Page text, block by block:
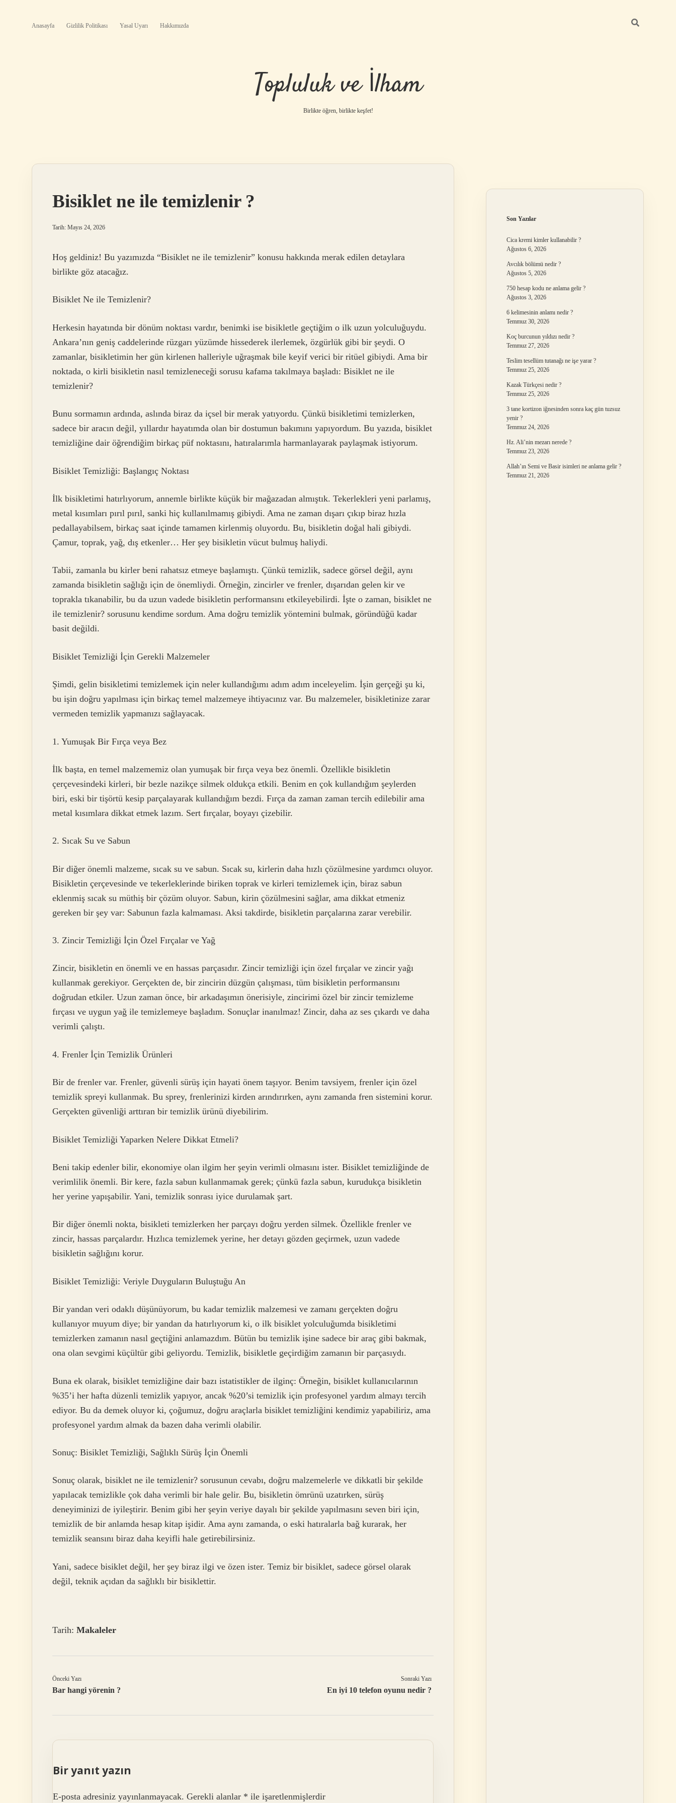
Anasayfa Gizlilik Politikası Yasal Uyarı Hakkımızda
Topluluk ve İlham
Birlikte öğren, birlikte keşfet!
Bisiklet ne ile temizlenir ?
Tarih: Mayıs 24, 2026
Hoş geldiniz! Bu yazımızda “Bisiklet ne ile temizlenir” konusu hakkında merak edilen detaylara
birlikte göz atacağız.
Bisiklet Ne ile Temizlenir?
Herkesin hayatında bir dönüm noktası vardır, benimki ise bisikletle geçtiğim o ilk uzun yolculuğuydu.
Ankara’nın geniş caddelerinde rüzgarı yüzümde hissederek ilerlemek, özgürlük gibi bir şeydi. O
zamanlar, bisikletimin her gün kirlenen halleriyle uğraşmak bile keyif verici bir ritüel gibiydi. Ama bir
noktada, o kirli bisikletin nasıl temizleneceği sorusu kafama takılmaya başladı: Bisiklet ne ile
temizlenir?
Bunu sormamın ardında, aslında biraz da içsel bir merak yatıyordu. Çünkü bisikletimi temizlerken,
sadece bir aracın değil, yıllardır hayatımda olan bir dostumun bakımını yapıyordum. Bu yazıda, bisiklet
temizliğine dair öğrendiğim birkaç püf noktasını, hatıralarımla harmanlayarak paylaşmak istiyorum.
Bisiklet Temizliği: Başlangıç Noktası
İlk bisikletimi hatırlıyorum, annemle birlikte küçük bir mağazadan almıştık. Tekerlekleri yeni parlamış,
metal kısımları pırıl pırıl, sanki hiç kullanılmamış gibiydi. Ama ne zaman dışarı çıkıp biraz hızla
pedallayabilsem, birkaç saat içinde tamamen kirlenmiş oluyordu. Bu, bisikletin doğal hali gibiydi.
Çamur, toprak, yağ, dış etkenler… Her şey bisikletin vücut bulmuş haliydi.
Tabii, zamanla bu kirler beni rahatsız etmeye başlamıştı. Çünkü temizlik, sadece görsel değil, aynı
zamanda bisikletin sağlığı için de önemliydi. Örneğin, zincirler ve frenler, dışarıdan gelen kir ve
toprakla tıkanabilir, bu da uzun vadede bisikletin performansını etkileyebilirdi. İşte o zaman, bisiklet ne
ile temizlenir? sorusunu kendime sordum. Ama doğru temizlik yöntemini bulmak, göründüğü kadar
basit değildi.
Bisiklet Temizliği İçin Gerekli Malzemeler
Şimdi, gelin bisikletimi temizlemek için neler kullandığımı adım adım inceleyelim. İşin gerçeği şu ki,
bu işin doğru yapılması için birkaç temel malzemeye ihtiyacınız var. Bu malzemeler, bisikletinize zarar
vermeden temizlik yapmanızı sağlayacak.
1. Yumuşak Bir Fırça veya Bez
İlk başta, en temel malzememiz olan yumuşak bir fırça veya bez önemli. Özellikle bisikletin
çerçevesindeki kirleri, bir bezle nazikçe silmek oldukça etkili. Benim en çok kullandığım şeylerden
biri, eski bir tişörtü kesip parçalayarak kullandığım bezdi. Fırça da zaman zaman tercih edilebilir ama
metal kısımlara dikkat etmek lazım. Sert fırçalar, boyayı çizebilir.
2. Sıcak Su ve Sabun
Bir diğer önemli malzeme, sıcak su ve sabun. Sıcak su, kirlerin daha hızlı çözülmesine yardımcı oluyor.
Bisikletin çerçevesinde ve tekerleklerinde biriken toprak ve kirleri temizlemek için, biraz sabun
eklenmiş sıcak su müthiş bir çözüm oluyor. Sabun, kirin çözülmesini sağlar, ama dikkat etmeniz
gereken bir şey var: Sabunun fazla kalmaması. Aksi takdirde, bisikletin parçalarına zarar verebilir.
3. Zincir Temizliği İçin Özel Fırçalar ve Yağ
Zincir, bisikletin en önemli ve en hassas parçasıdır. Zincir temizliği için özel fırçalar ve zincir yağı
kullanmak gerekiyor. Gerçekten de, bir zincirin düzgün çalışması, tüm bisikletin performansını
doğrudan etkiler. Uzun zaman önce, bir arkadaşımın önerisiyle, zincirimi özel bir zincir temizleme
fırçası ve uygun yağ ile temizlemeye başladım. Sonuçlar inanılmaz! Zincir, daha az ses çıkardı ve daha
verimli çalıştı.
4. Frenler İçin Temizlik Ürünleri
Bir de frenler var. Frenler, güvenli sürüş için hayati önem taşıyor. Benim tavsiyem, frenler için özel
temizlik spreyi kullanmak. Bu sprey, frenlerinizi kirden arındırırken, aynı zamanda fren sistemini korur.
Gerçekten güvenliği arttıran bir temizlik ürünü diyebilirim.
Bisiklet Temizliği Yaparken Nelere Dikkat Etmeli?
Beni takip edenler bilir, ekonomiye olan ilgim her şeyin verimli olmasını ister. Bisiklet temizliğinde de
verimlilik önemli. Bir kere, fazla sabun kullanmamak gerek; çünkü fazla sabun, kurudukça bisikletin
her yerine yapışabilir. Yani, temizlik sonrası iyice durulamak şart.
Bir diğer önemli nokta, bisikleti temizlerken her parçayı doğru yerden silmek. Özellikle frenler ve
zincir, hassas parçalardır. Hızlıca temizlemek yerine, her detayı gözden geçirmek, uzun vadede
bisikletin sağlığını korur.
Bisiklet Temizliği: Veriyle Duyguların Buluştuğu An
Bir yandan veri odaklı düşünüyorum, bu kadar temizlik malzemesi ve zamanı gerçekten doğru
kullanıyor muyum diye; bir yandan da hatırlıyorum ki, o ilk bisiklet yolculuğumda bisikletimi
temizlerken zamanın nasıl geçtiğini anlamazdım. Bütün bu temizlik işine sadece bir araç gibi bakmak,
ona olan sevgimi küçültür gibi geliyordu. Temizlik, bisikletle geçirdiğim zamanın bir parçasıydı.
Buna ek olarak, bisiklet temizliğine dair bazı istatistikler de ilginç: Örneğin, bisiklet kullanıcılarının
%35’i her hafta düzenli temizlik yapıyor, ancak %20’si temizlik için profesyonel yardım almayı tercih
ediyor. Bu da demek oluyor ki, çoğumuz, doğru araçlarla bisiklet temizliğini kendimiz yapabiliriz, ama
profesyonel yardım almak da bazen daha verimli olabilir.
Sonuç: Bisiklet Temizliği, Sağlıklı Sürüş İçin Önemli
Sonuç olarak, bisiklet ne ile temizlenir? sorusunun cevabı, doğru malzemelerle ve dikkatli bir şekilde
yapılacak temizlikle çok daha verimli bir hale gelir. Bu, bisikletin ömrünü uzatırken, sürüş
deneyiminizi de iyileştirir. Benim gibi her şeyin veriye dayalı bir şekilde yapılmasını seven biri için,
temizlik de bir anlamda hesap kitap işidir. Ama aynı zamanda, o eski hatıralarla bağ kurarak, her
temizlik seansını biraz daha keyifli hale getirebilirsiniz.
Yani, sadece bisiklet değil, her şey biraz ilgi ve özen ister. Temiz bir bisiklet, sadece görsel olarak
değil, teknik açıdan da sağlıklı bir bisiklettir.
Tarih: Makaleler
Önceki Yazı
Bar hangi yörenin ?
Sonraki Yazı
En iyi 10 telefon oyunu nedir ?
Bir yanıt yazın
E-posta adresiniz yayınlanmayacak. Gerekli alanlar * ile işaretlenmişlerdir
Son Yazılar
Cica kremi kimler kullanabilir ?
Ağustos 6, 2026
Avcılık bölümü nedir ?
Ağustos 5, 2026
750 hesap kodu ne anlama gelir ?
Ağustos 3, 2026
6 kelimesinin anlamı nedir ?
Temmuz 30, 2026
Koç burcunun yıldızı nedir ?
Temmuz 27, 2026
Teslim tesellüm tutanağı ne işe yarar ?
Temmuz 25, 2026
Kazak Türkçesi nedir ?
Temmuz 25, 2026
3 tane kortizon iğnesinden sonra kaç gün tuzsuz
yenir ?
Temmuz 24, 2026
Hz. Ali’nin mezarı nerede ?
Temmuz 23, 2026
Allah’ın Semi ve Basir isimleri ne anlama gelir ?
Temmuz 21, 2026